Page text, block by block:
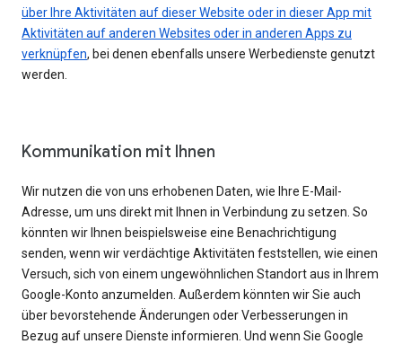
über Ihre Aktivitäten auf dieser Website oder in dieser App mit
Aktivitäten auf anderen Websites oder in anderen Apps zu
verknüpfen, bei denen ebenfalls unsere Werbedienste genutzt
werden.
Kommunikation mit Ihnen
Wir nutzen die von uns erhobenen Daten, wie Ihre E-Mail-
Adresse, um uns direkt mit Ihnen in Verbindung zu setzen. So
könnten wir Ihnen beispielsweise eine Benachrichtigung
senden, wenn wir verdächtige Aktivitäten feststellen, wie einen
Versuch, sich von einem ungewöhnlichen Standort aus in Ihrem
Google-Konto anzumelden. Außerdem könnten wir Sie auch
über bevorstehende Änderungen oder Verbesserungen in
Bezug auf unsere Dienste informieren. Und wenn Sie Google